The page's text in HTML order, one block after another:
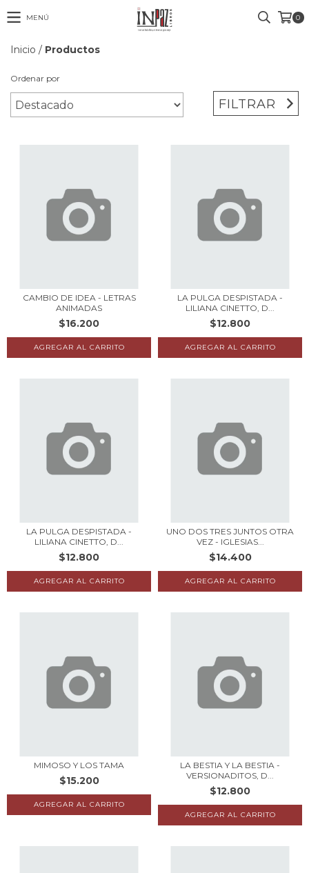
MENÚ 0
Inicio / Productos
Ordenar por
FILTRAR
CAMBIO DE IDEA - LETRAS
ANIMADAS
$16.200
LA PULGA DESPISTADA -
LILIANA CINETTO, D...
$12.800
LA PULGA DESPISTADA -
LILIANA CINETTO, D...
$12.800
UNO DOS TRES JUNTOS OTRA
VEZ - IGLESIAS...
$14.400
MIMOSO Y LOS TAMA
$15.200
LA BESTIA Y LA BESTIA -
VERSIONADITOS, D...
$12.800